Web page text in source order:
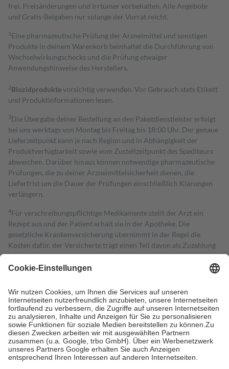
frei. Preisänderungen und Irrtümer vorbehalten. Alle Angebote
und Gratis-Beigaben nur solange der Vorrat reicht.
1 Eine pharmazeutische Prüfung der Arzneimittel und sonstigen
Produkte in deinem Warenkorb beinhaltet die Durchführung von
Wechselwirkungschecks und die Prüfung etwaiger
Anwendungshinweise des Herstellers.
2Biozidproduktevorsichtig verwenden. Vor Gebrauch stets Etikett
und Produktinformationen lesen.
3Die Übergabe deiner Bestellung an den Paketdienstleister erfolgt
bei uns werktags von Montag bis Freitag bis 18:00 Uhr. Der genaue
Lieferzeitpunkt kann je nach Region und in Abhängigkeit der
Produktverfügbarkeit sowie vom Zustellzeitpunkt des Spediteurs
abweichen. Darüber hinaus können notwendige pharmazeutische
Prüfungen, die zu deiner Arzneimittelsicherheit dienen, die
Lieferfrist um die Dauer der Prüfungen einschließlich Klärungen
verlängern.
4Für verschreibungspflichtige Medikamente stellt der Arzt ein
Rezept aus und der Patient erhält sie in der Apotheke. Die
gesetzliche Krankenversicherung übernimmt in der Regel die
Kosten dafür, der Versicherte trägt einen Teil davon als Zuzahlung
mit.
Grundsätzlich leisten Mitglieder Zuzahlungen in Höhe von zehn
höchstens zehn Euro.
Es sind jedoch nie mehr als die tatsächlichen
Kosten der Leistung zu entrichten.
Diese Regeln gelten grundsätzlich auch für Online-Apotheken.
Bei Heilmitteln und häuslicher Krankenpflege beträgt die
Zuzahlung zehn Prozent der Kosten sowie zehn Euro je
Verordnung.
Um das Engagement der Versicherten für ihre eigene Gesundheit zu
stärken und die besondere Stellung der Familie zu unterstützen,